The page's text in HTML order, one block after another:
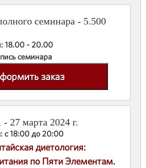
семинара - 5.500
18.00 - 20.00
семинара
заказ
27 марта 2024 г.
с 18:00 до 20:00
диетология:
по Пяти Элементам.